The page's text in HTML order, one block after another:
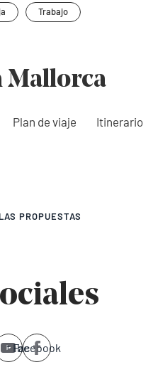
Trabajo
Mallorca
Plan de viaje Itinerario
PROPUESTAS
Facebook